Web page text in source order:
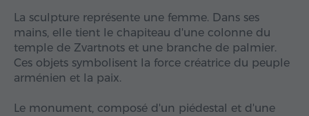
La sculpture représente une femme. Dans ses
mains, elle tient le chapiteau d'une colonne du
temple de Zvartnots et une branche de palmier.
Ces objets symbolisent la force créatrice du peuple
arménien et la paix.
Le monument, composé d'un piédestal et d'une